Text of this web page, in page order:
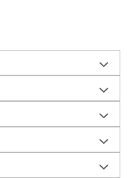
24 mm
din poliamidă,
vertical, finisate otel
unilaterală
cromat mat
bază de apă, fabricate
ciupercilor xilofage